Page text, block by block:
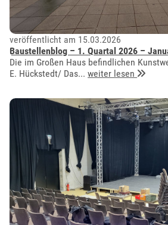
veröffentlicht am 15.03.2026
Baustellenblog – 1. Quartal 2026 –
Die im Großen Haus befindlichen
E. Hückstedt/ Das... weiter lesen